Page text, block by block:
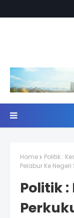
Home
Politik :
Pelabur Ke
Politik